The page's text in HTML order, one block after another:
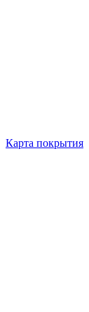
Карта покрытия